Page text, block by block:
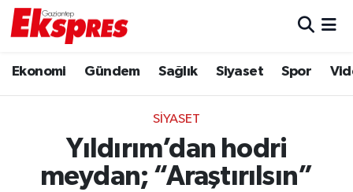
Ekonomi Gündem Sağlık Siyaset Spor
SIYASET
Yıldırım’dan hodri
meydan; “Araştırılsın”
Ekonomi
Gaziantep son dakika
Genel
Trafik Durumu
Puan Durumu ve Fikstür
Tüm Manşetler